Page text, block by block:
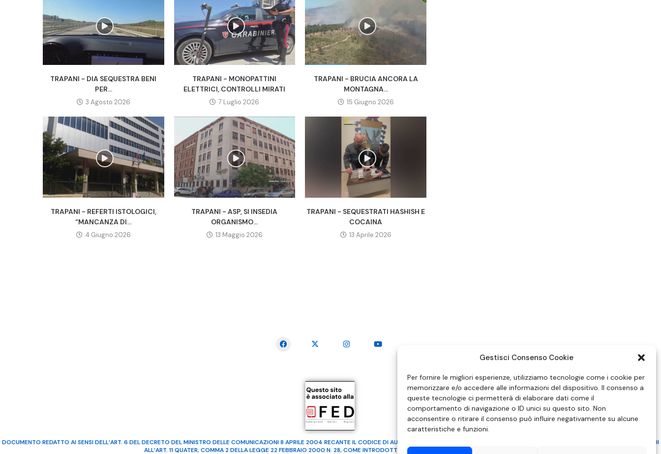
Gestisci Consenso Cookie
Per fornire le migliori esperienze, utilizziamo tecnologie come i cookie per
memorizzare e/o accedere alle informazioni del dispositivo. Il consenso a
queste tecnologie ci permetterà di elaborare dati come il
comportamento di navigazione o ID unici su questo sito. Non
acconsentire o ritirare il consenso può influire negativamente su alcune
caratteristiche e funzioni.
TRAPANI - DIA SEQUESTRA BENI
PER...
3 Agosto 2026
TRAPANI - MONOPATTINI
ELETTRICI, CONTROLLI MIRATI
7 Luglio 2026
TRAPANI - BRUCIA ANCORA LA
MONTAGNA...
15 Giugno 2026
TRAPANI - REFERTI ISTOLOGICI,
“MANCANZA DI...
4 Giugno 2026
TRAPANI - ASP, SI INSEDIA
ORGANISMO...
13 Maggio 2026
TRAPANI - SEQUESTRATI HASHISH E
COCAINA
13 Aprile 2026
DOCUMENTO REDATTO AI SENSI DELL’ART. 6 DEL DECRETO DEL MINISTRO DELLE COMUNICAZIONI 8 APRILE 2004 RECANTE IL CODICE DI AUTOREGOLAMENTAZIONE IN MATERIA DI ATTUAZIONE DEL PRINCIPIO DEL PLURALISMO, DI CUI
ALL’ART. 11 QUATER, COMMA 2 DELLA LEGGE 22 FEBBRAIO 2000 N. 28, COME INTRODOTTO DALLA LEGGE 6 NOVEMBRE 2003, N. 313